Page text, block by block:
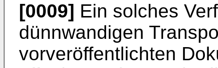
[0009] Ein solches
dünnwandigen
vorveröffentlichten